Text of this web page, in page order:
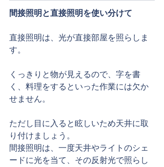
間接照明と直接照明を使い分けて
直接照明は、光が直接部屋を照らしま
す。
くっきりと物が見えるので、字を書
く、料理をするといった作業には欠か
せません。
ただし目に入ると眩しいため天井に取
り付けましょう。
間接照明は、一度天井やライトのシェ
ードに光を当て、その反射光で照らし